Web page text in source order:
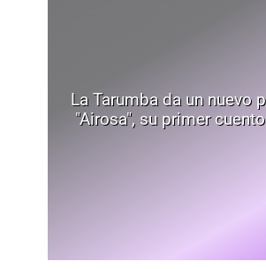
La Tarumba da un nuevo
"Airosa", su primer